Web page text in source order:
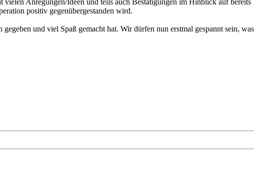
positiv gegenübergestanden wird.
und viel Spaß gemacht hat. Wir dürfen nun erstmal gespannt sein, was